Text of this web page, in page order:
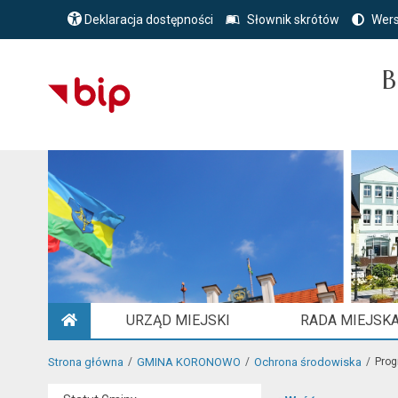
Deklaracja dostępności Słownik skrótów
URZĄD MIEJSKI RADA
Strona główna GMINA KORONOWO Ochrona środowiska